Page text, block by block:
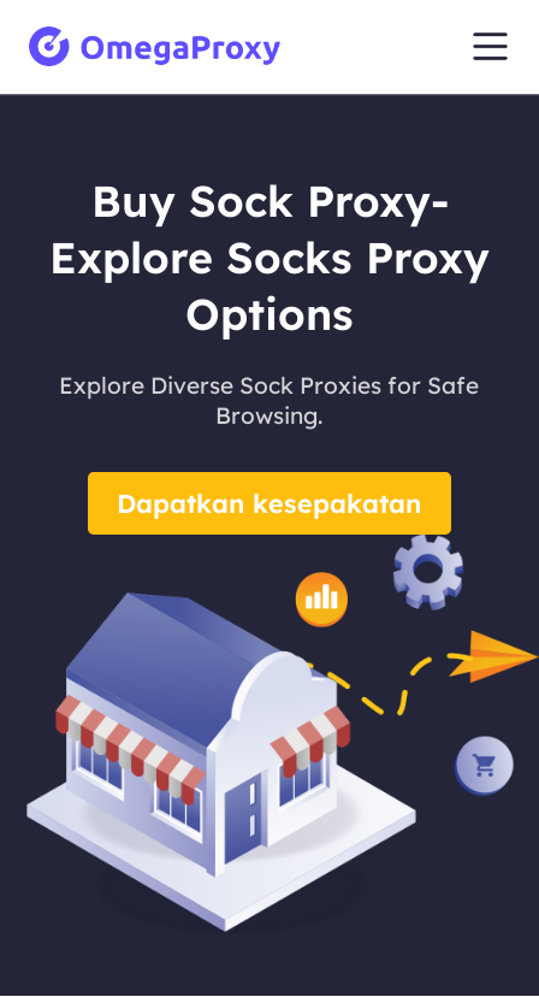
Buy Sock Proxy-
Explore Socks Proxy
Options
Explore Diverse Sock Proxies for Safe
Browsing.
Dapatkan kesepakatan